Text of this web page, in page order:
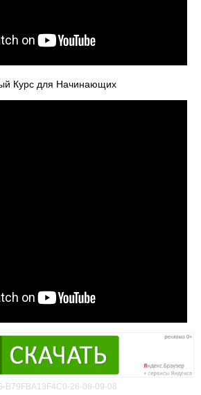
Курс для Начинающих
B79FBA13F4C0-26-08-09-08